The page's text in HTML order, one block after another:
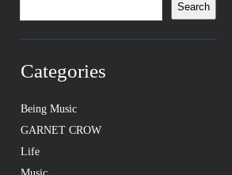
Search
Categories
Being Music
GARNET CROW
Life